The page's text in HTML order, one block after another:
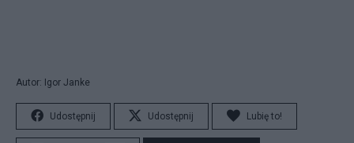
Autor: Igor Janke
Udostępnij Udostępnij Lubię to!